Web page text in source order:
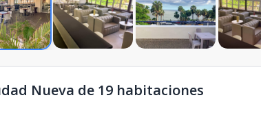
Nueva de 19 habitaciones